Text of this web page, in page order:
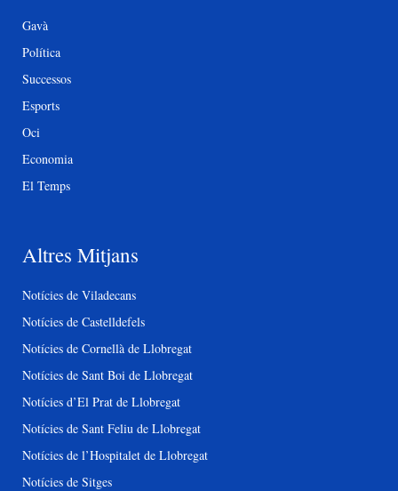
Gavà
Política
Successos
Esports
Oci
Economia
El Temps
Altres Mitjans
Notícies de Viladecans
Notícies de Castelldefels
Notícies de Cornellà de Llobregat
Notícies de Sant Boi de Llobregat
Notícies d’El Prat de Llobregat
Notícies de Sant Feliu de Llobregat
Notícies de l’Hospitalet de Llobregat
Notícies de Sitges